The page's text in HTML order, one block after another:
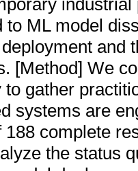
to ML model
and
[Method] We
to gather
systems are
188 complete
the status